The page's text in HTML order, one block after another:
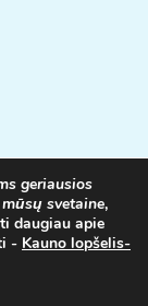
Interneto
geriausios
mūsų svetaine,
daugiau apie
- Kauno lopšelis-